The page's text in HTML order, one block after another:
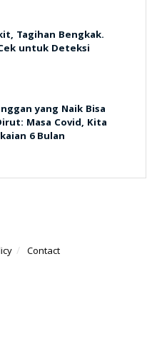
Tagihan Bengkak.
untuk Deteksi
yang Naik Bisa
Masa Covid, Kita
6 Bulan
Contact